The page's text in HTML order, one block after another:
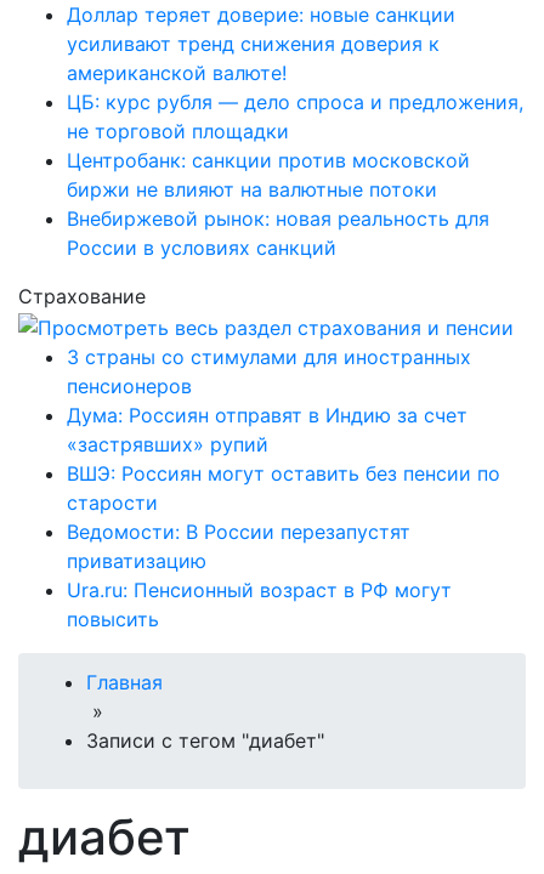
Доллар теряет доверие: новые санкции
усиливают тренд снижения доверия к
американской валюте!
ЦБ: курс рубля — дело спроса и предложения,
не торговой площадки
Центробанк: санкции против московской
биржи не влияют на валютные потоки
Внебиржевой рынок: новая реальность для
России в условиях санкций
Страхование
3 страны со стимулами для иностранных
пенсионеров
Дума: Россиян отправят в Индию за счет
«застрявших» рупий
ВШЭ: Россиян могут оставить без пенсии по
старости
Ведомости: В России перезапустят
приватизацию
Ura.ru: Пенсионный возраст в РФ могут
повысить
Главная
»
Записи с тегом "диабет"
диабет